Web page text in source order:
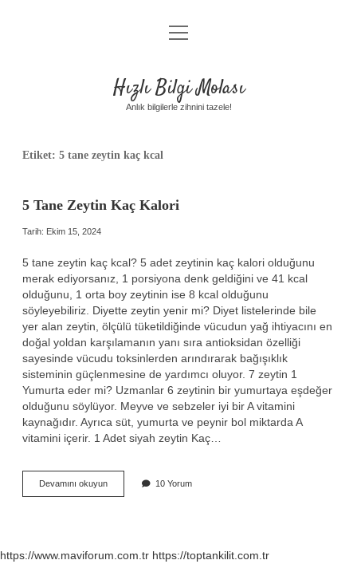
Anasayfa
Yasal Uyarı
menüyü
aç
Hızlı Bilgi Molası
Anlık bilgilerle zihnini tazele!
Etiket: 5 tane zeytin kaç kcal
5 Tane Zeytin Kaç Kalori
Tarih: Ekim 15, 2024
5 tane zeytin kaç kcal? 5 adet zeytinin kaç kalori olduğunu
merak ediyorsanız, 1 porsiyona denk geldiğini ve 41 kcal
olduğunu, 1 orta boy zeytinin ise 8 kcal olduğunu
söyleyebiliriz. Diyette zeytin yenir mi? Diyet listelerinde bile
yer alan zeytin, ölçülü tüketildiğinde vücudun yağ ihtiyacını en
doğal yoldan karşılamanın yanı sıra antioksidan özelliği
sayesinde vücudu toksinlerden arındırarak bağışıklık
sisteminin güçlenmesine de yardımcı oluyor. 7 zeytin 1
Yumurta eder mi? Uzmanlar 6 zeytinin bir yumurtaya eşdeğer
olduğunu söylüyor. Meyve ve sebzeler iyi bir A vitamini
kaynağıdır. Ayrıca süt, yumurta ve peynir bol miktarda A
vitamini içerir. 1 Adet siyah zeytin Kaç…
Devamını okuyun5
Tane
10 Yorum
https://www.maviforum.com.tr https://toptankilit.com.tr